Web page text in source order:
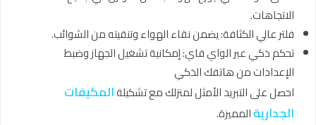
الاتجاهات.
فلتر عالي الكثافة: يضمن نقاء الهواء وتنقيته من الشوائب.
تحكم ذكي عبر الواي فاي: إمكانية تشغيل الجهاز وضبط
الإعدادات من هاتفك الذكي
احصل على التبريد الأمثل لمنزلك مع تشكيلةالمكيفات
الجداريةالمميزة.